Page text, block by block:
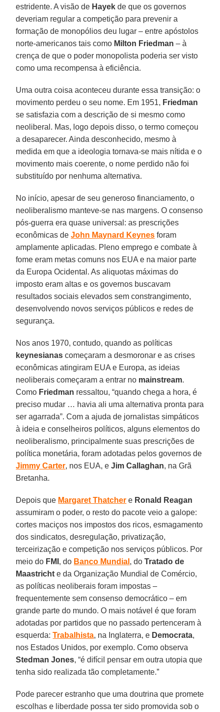
estridente. A visão de Hayek de que os governos
deveriam regular a competição para prevenir a
formação de monopólios deu lugar – entre apóstolos
norte-americanos tais como Milton Friedman – à
crença de que o poder monopolista poderia ser visto
como uma recompensa à eficiência.
Uma outra coisa aconteceu durante essa transição: o
movimento perdeu o seu nome. Em 1951, Friedman
se satisfazia com a descrição de si mesmo como
neoliberal. Mas, logo depois disso, o termo começou
a desaparecer. Ainda desconhecido, mesmo à
medida em que a ideologia tornava-se mais nítida e o
movimento mais coerente, o nome perdido não foi
substituído por nenhuma alternativa.
No início, apesar de seu generoso financiamento, o
neoliberalismo manteve-se nas margens. O consenso
pós-guerra era quase universal: as prescrições
econômicas deJohn Maynard Keynes foram
amplamente aplicadas. Pleno emprego e combate à
fome eram metas comuns nos EUA e na maior parte
da Europa Ocidental. As aliquotas máximas do
imposto eram altas e os governos buscavam
resultados sociais elevados sem constrangimento,
desenvolvendo novos serviços públicos e redes de
segurança.
Nos anos 1970, contudo, quando as políticas
keynesianas começaram a desmoronar e as crises
econômicas atingiram EUA e Europa, as ideias
neoliberais começaram a entrar no mainstream.
Como Friedman ressaltou, “quando chega a hora, é
preciso mudar … havia ali uma alternativa pronta para
ser agarrada”. Com a ajuda de jornalistas simpáticos
à ideia e conselheiros políticos, alguns elementos do
neoliberalismo, principalmente suas prescrições de
política monetária, foram adotadas pelos governos de
Jimmy Carter, nos EUA, eJim Callaghan, na Grã
Bretanha.
Depois que Margaret Thatcher e Ronald Reagan
assumiram o poder, o resto do pacote veio a galope:
cortes maciços nos impostos dos ricos, esmagamento
dos sindicatos, desregulação, privatização,
terceirização e competição nos serviços públicos. Por
meio do FMI , do Banco Mundial , doTratado de
Maastricht e da Organização Mundial de Comércio,
as políticas neoliberais foram impostas –
frequentemente sem consenso democrático – em
grande parte do mundo. O mais notável é que foram
adotadas por partidos que no passado pertenceram à
esquerda:Trabalhista, na Inglaterra, e Democrata,
nos Estados Unidos, por exemplo. Como observa
Stedman Jones, “é difícil pensar em outra utopia que
tenha sido realizada tão completamente.”
Pode parecer estranho que uma doutrina que promete
escolhas e liberdade possa ter sido promovida sob o